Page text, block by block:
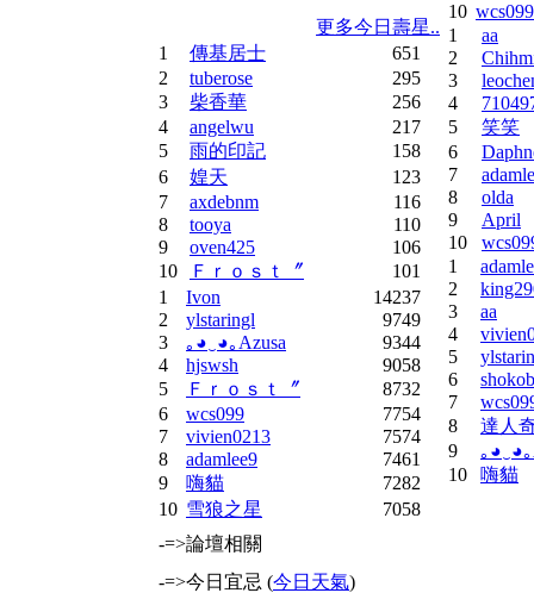
更多今日壽星..
1
傳基居士
651
2
tuberose
295
3
柴香華
256
4
angelwu
217
5
雨的印記
158
6
媓天
123
7
axdebnm
116
8
tooya
110
9
oven425
106
10
Ｆｒｏｓｔ〞
101
1
Ivon
14237
2
ylstaringl
9749
3
｡◕‿◕｡Azusa
9344
4
hjswsh
9058
5
Ｆｒｏｓｔ〞
8732
6
wcs099
7754
7
vivien0213
7574
8
adamlee9
7461
9
嗨貓
7282
10 雪狼之星 7058
10 wcs099
1
aa
2
3
4
5
笑笑
6
7
8
olda
9
April
10
1
2
3
aa
4
5
6
7
8
達人
9
｡◕‿◕
10
嗨貓
-=>論壇相關
-=>今日宜忌 (今日天氣)